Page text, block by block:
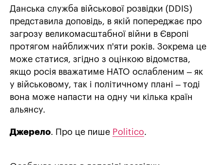
Данська служба військової розвідки (DDIS)
представила доповідь, в якій попереджає про
загрозу великомасштабної війни в Європі
протягом найближчих п'яти років. Зокрема це
може статися, згідно з оцінкою відомства,
якщо росія вважатиме НАТО ослабленим – як
у військовому, так і політичному плані – тоді
вона може напасти на одну чи кілька країн
альянсу.
Джерело. Про це пише Politico.